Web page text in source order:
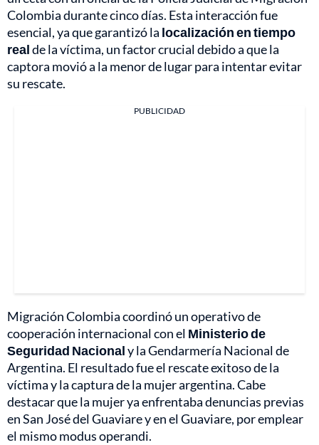
Colombia durante cinco días. Esta interacción fue
esencial, ya que garantizó la localización en tiempo
realde la víctima, un factor crucial debido a que la
captora movió a la menor de lugar para intentar evitar
su rescate.
PUBLICIDAD
Migración Colombia coordinó un operativo de
cooperación internacional con el Ministerio de
Seguridad Nacionaly la Gendarmería Nacional de
Argentina. El resultado fue el rescate exitoso de la
víctima y la captura de la mujer argentina. Cabe
destacar que la mujer ya enfrentaba denuncias previas
en San José del Guaviare y en el Guaviare, por emplear
el mismo modus operandi.